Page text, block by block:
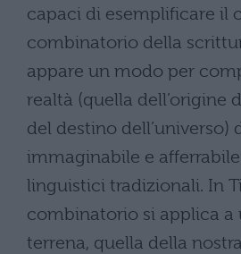
capaci di esemplificare il
combinatorio della
appare un modo per
realtà (quella dell’origine
del destino dell’universo)
immaginabile e
linguistici tradizionali. In
combinatorio si applica a
terrena, quella della